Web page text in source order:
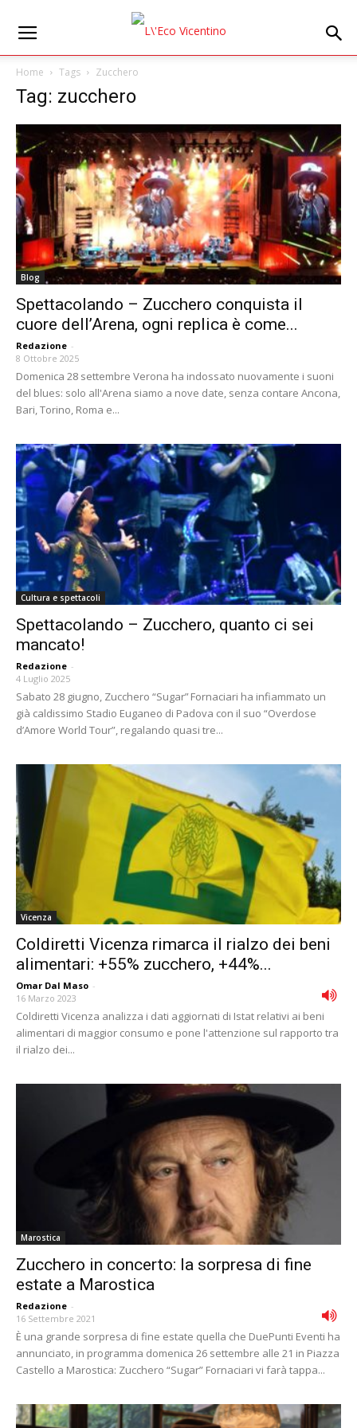
Home Tags Zucchero
Tag: zucchero
Blog
Spettacolando – Zucchero conquista il
cuore dell’Arena, ogni replica è come...
Redazione -
8 Ottobre 2025
Domenica 28 settembre Verona ha indossato nuovamente i suoni
del blues: solo all'Arena siamo a nove date, senza contare Ancona,
Bari, Torino, Roma e...
Cultura e spettacoli
Spettacolando – Zucchero, quanto ci sei
mancato!
Redazione -
4 Luglio 2025
Sabato 28 giugno, Zucchero “Sugar” Fornaciari ha infiammato un
già caldissimo Stadio Euganeo di Padova con il suo “Overdose
d’Amore World Tour”, regalando quasi tre...
Vicenza
Coldiretti Vicenza rimarca il rialzo dei beni
alimentari: +55% zucchero, +44%...
Omar Dal Maso -
16 Marzo 2023
Coldiretti Vicenza analizza i dati aggiornati di Istat relativi ai beni
alimentari di maggior consumo e pone l'attenzione sul rapporto tra
il rialzo dei...
Marostica
Zucchero in concerto: la sorpresa di fine
estate a Marostica
Redazione -
16 Settembre 2021
È una grande sorpresa di fine estate quella che DuePunti Eventi ha
annunciato, in programma domenica 26 settembre alle 21 in Piazza
Castello a Marostica: Zucchero “Sugar” Fornaciari vi farà tappa...